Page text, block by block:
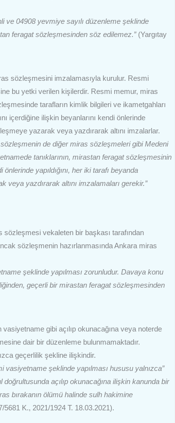
ve 04908 yevmiye sayılı düzenleme şeklinde
feragat sözleşmesinden söz edilemez.”(Yargıtay
sözleşmesini imzalamasıyla kurulur. Resmi
bu yetki verilen kişilerdir. Resmi memur, miras
tarafların kimlik bilgileri ve ikametgahları
içerdiğine ilişkin beyanlarını kendi önlerinde
yazarak veya yazdırarak altını imzalarlar.
de diğer miras sözleşmeleri gibi Medeni
tanıklarının, mirastan feragat sözleşmesinin
yapıldığını, her iki tarafı beyanda
yazdırarak altını imzalamaları gerekir.”
sözleşmesi vekaleten bir başkası tarafından
sözleşmenin hazırlanmasında Ankara miras
şeklinde yapılması zorunludur. Davaya konu
geçerli bir mirastan feragat sözleşmesinden
gibi açılıp okunacağına veya noterde
dair bir düzenleme bulunmamaktadır.
geçerlilik şekline ilişkindir.
şeklinde yapılması hususu yalnızca”
açılıp okunacağına ilişkin kanunda bir
bırakanın ölümü halinde sulh hakimine
K., 2021/1924 T. 18.03.2021).